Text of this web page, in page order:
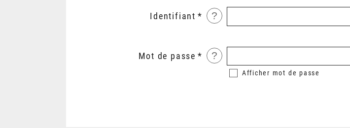
Identifiant ?
Mot de passe ?
Afficher mot de passe